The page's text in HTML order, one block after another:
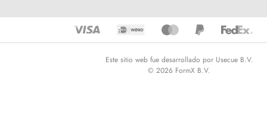
Este sitio web fue desarrollado por Usecue B.V.
© 2026 FormX B.V.